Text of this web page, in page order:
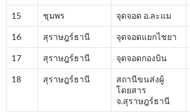
15 ชุมพร จุดจอด อ.ละแม
16 สุราษฎร์ธานี จุดจอดแยกไชยา
17 สุราษฎร์ธานี จุดจอดกองบิน
18 สุราษฎร์ธานี
สถานีขนส่งผู้
โดยสาร
จ.สุราษฎร์ธานี